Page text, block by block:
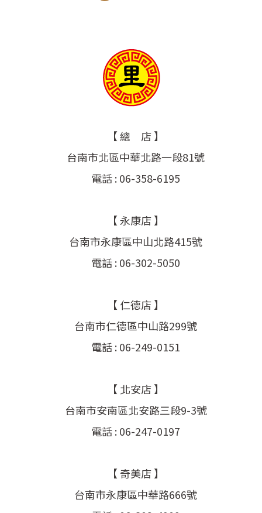
【 總 店 】
台南市北區中華北路一段81號
電話 : 06-358-6195
【 永康店 】
台南市永康區中山北路415號
電話 : 06-302-5050
【 仁德店 】
台南市仁德區中山路299號
電話 : 06-249-0151
【 北安店 】
台南市安南區北安路三段9-3號
電話 : 06-247-0197
【 奇美店 】
台南市永康區中華路666號